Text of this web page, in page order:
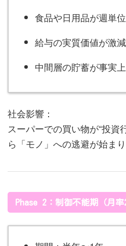
食品や日用品が週単
給与の実質価値が激減
中間層の貯蓄が事実
社会影響：
スーパーでの買い物が“投資
ら「モノ」への逃避が始まり
Phase 2：制御不能期（月率